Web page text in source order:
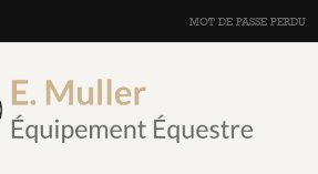
MOT DE PASSE PERDU